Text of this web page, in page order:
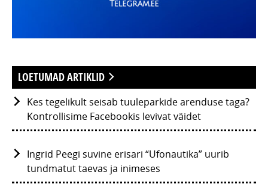
LOETUMAD ARTIKLID
Kes tegelikult seisab tuuleparkide arenduse taga?
Kontrollisime Facebookis levivat väidet
Ingrid Peegi suvine erisari “Ufonautika” uurib
tundmatut taevas ja inimeses